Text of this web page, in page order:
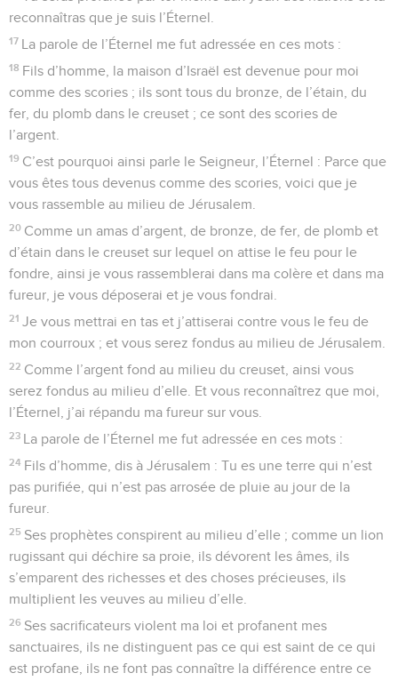
reconnaîtras que je suis l’Éternel.
17 La parole de l’Éternel me fut adressée en ces mots :
18 Fils d’homme, la maison d’Israël est devenue pour moi
comme des scories ; ils sont tous du bronze, de l’étain, du
fer, du plomb dans le creuset ; ce sont des scories de
l’argent.
19 C’est pourquoi ainsi parle le Seigneur, l’Éternel : Parce que
vous êtes tous devenus comme des scories, voici que je
vous rassemble au milieu de Jérusalem.
20 Comme un amas d’argent, de bronze, de fer, de plomb et
d’étain dans le creuset sur lequel on attise le feu pour le
fondre, ainsi je vous rassemblerai dans ma colère et dans ma
fureur, je vous déposerai et je vous fondrai.
21 Je vous mettrai en tas et j’attiserai contre vous le feu de
mon courroux ; et vous serez fondus au milieu de Jérusalem.
22 Comme l’argent fond au milieu du creuset, ainsi vous
serez fondus au milieu d’elle. Et vous reconnaîtrez que moi,
l’Éternel, j’ai répandu ma fureur sur vous.
23 La parole de l’Éternel me fut adressée en ces mots :
24 Fils d’homme, dis à Jérusalem : Tu es une terre qui n’est
pas purifiée, qui n’est pas arrosée de pluie au jour de la
fureur.
25 Ses prophètes conspirent au milieu d’elle ; comme un lion
rugissant qui déchire sa proie, ils dévorent les âmes, ils
s’emparent des richesses et des choses précieuses, ils
multiplient les veuves au milieu d’elle.
26 Ses sacrificateurs violent ma loi et profanent mes
sanctuaires, ils ne distinguent pas ce qui est saint de ce qui
est profane, ils ne font pas connaître la différence entre ce